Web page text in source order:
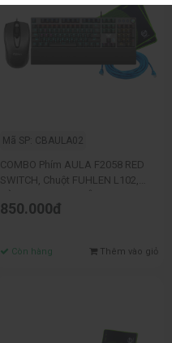
Mã SP: CBAULA02
COMBO Phím AULA F2058 RED
SWITCH, Chuột FUHLEN L102,
850.000đ
Còn hàng Thêm vào giỏ